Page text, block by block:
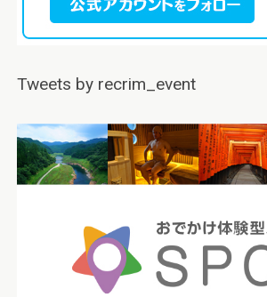
Tweets by recrim_event